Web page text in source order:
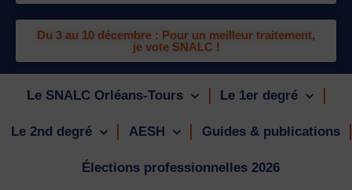
Du 3 au 10 décembre : Pour un meilleur traitement,
je vote SNALC !
Le SNALC Orléans-Tours Le 1er degré
Le 2nd degré AESH Guides & publications
Élections professionnelles 2026